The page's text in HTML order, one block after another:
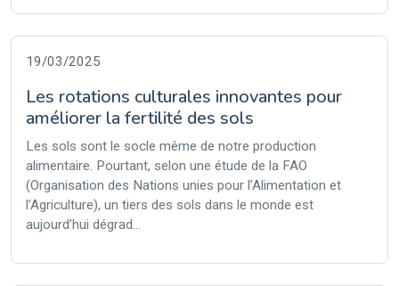
19/03/2025
Les rotations culturales innovantes pour
améliorer la fertilité des sols
Les sols sont le socle même de notre production
alimentaire. Pourtant, selon une étude de la FAO
(Organisation des Nations unies pour l’Alimentation et
l’Agriculture), un tiers des sols dans le monde est
aujourd’hui dégrad...